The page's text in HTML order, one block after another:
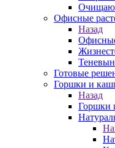
Офисные
Назад
Готовые
Горшки и
Назад
Горшки